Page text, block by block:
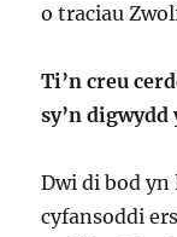
o traciau
Ti’n creu
sy’n digwydd
Dwi di bod
cyfansoddi